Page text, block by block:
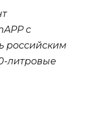
с
российским
литровые